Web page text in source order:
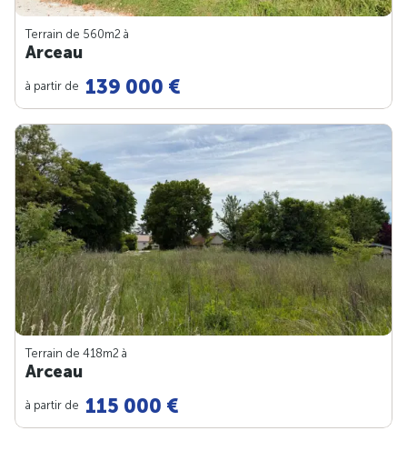
Terrain de 560m2 à
Arceau
à partir de 139 000 €
Terrain de 418m2 à
Arceau
à partir de 115 000 €